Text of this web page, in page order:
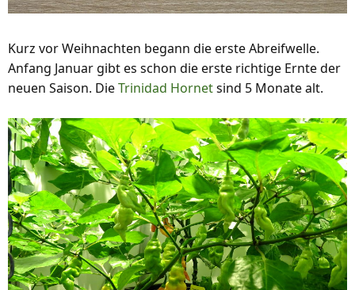
Kurz vor Weihnachten begann die erste Abreifwelle.
Anfang Januar gibt es schon die erste richtige Ernte der
neuen Saison. DieTrinidad Hornetsind 5 Monate alt.